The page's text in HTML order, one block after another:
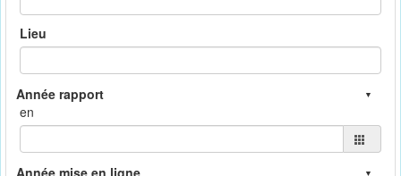
Lieu
en